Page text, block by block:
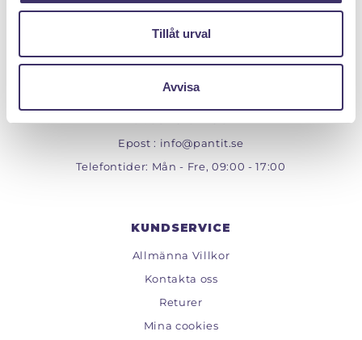
Tillåt urval
Avvisa
PANTIT SVERIGE AB
Tel:08 - 520 275 02
Epost : info@pantit.se
Telefontider: Mån - Fre, 09:00 - 17:00
KUNDSERVICE
Allmänna Villkor
Kontakta oss
Returer
Mina cookies